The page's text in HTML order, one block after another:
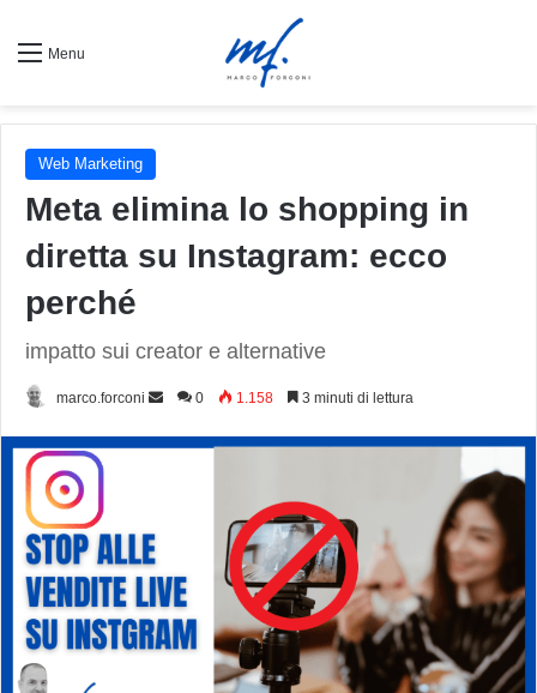
Menu
Web Marketing
Meta elimina lo shopping in
diretta su Instagram: ecco
perché
impatto sui creator e alternative
marco.forconi
Invia 0 1.158 3 minuti di lettura